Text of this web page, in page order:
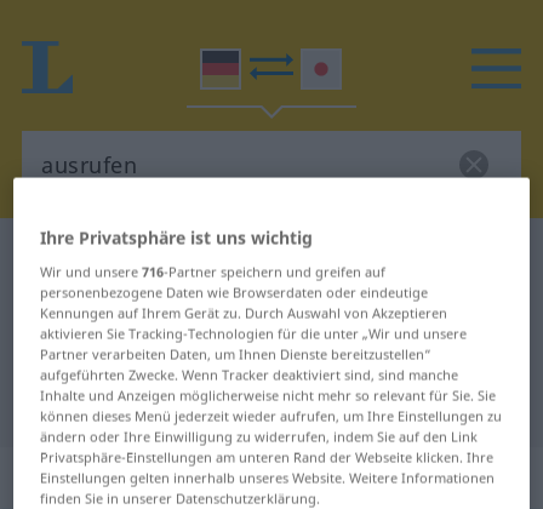
Deutsch-Japanisch Wörterbuch
Deutsch-Japanisch Übersetzung
für "ausrufen"
"ausrufen" Japanisch Übersetzung
„ausrufen“
Ihre Privatsphäre ist uns wichtig
Wir und unsere716-Partner speichern und greifen auf
personenbezogene Daten wie Browserdaten oder eindeutige
Kennungen auf Ihrem Gerät zu. Durch Auswahl von Akzeptieren
aktivieren Sie Tracking-Technologien für die unter „Wir und unsere
Partner verarbeiten Daten, um Ihnen Dienste bereitzustellen“
aufgeführten Zwecke. Wenn Tracker deaktiviert sind, sind manche
Inhalte und Anzeigen möglicherweise nicht mehr so relevant für Sie. Sie
können dieses Menü jederzeit wieder aufrufen, um Ihre Einstellungen zu
ändern oder Ihre Einwilligung zu widerrufen, indem Sie auf den Link
Privatsphäre-Einstellungen am unteren Rand der Webseite klicken. Ihre
Einstellungen gelten innerhalb unseres Website. Weitere Informationen
finden Sie in unserer Datenschutzerklärung.